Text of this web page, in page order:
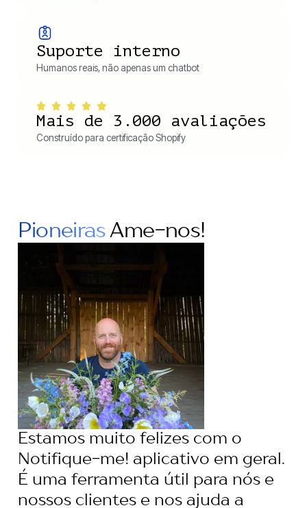
Suporte interno
Humanos reais, não apenas um chatbot
Mais de 3.000 avaliações
Construído para certificação Shopify
Pioneiras Ame-nos!
Estamos muito felizes com o
Notifique-me! aplicativo em geral.
É uma ferramenta útil para nós e
nossos clientes e nos ajuda a